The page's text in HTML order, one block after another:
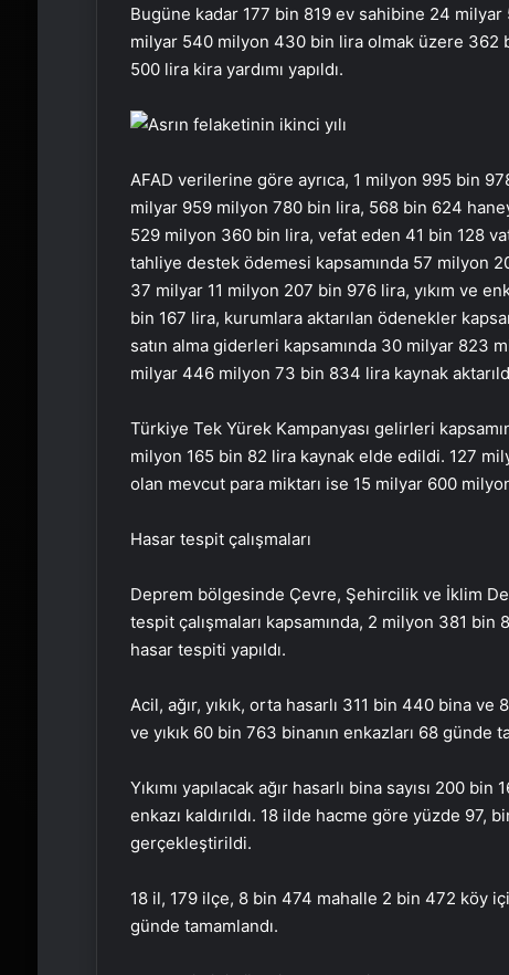
Bugüne kadar 177 bin 819 ev sahibine 24
milyar 540 milyon 430 bin lira olmak üzere
500 lira kira yardımı yapıldı.
AFAD verilerine göre ayrıca, 1 milyon 995 bin
milyar 959 milyon 780 bin lira, 568 bin 624
529 milyon 360 bin lira, vefat eden 41 bin 128
tahliye destek ödemesi kapsamında 57 milyon
37 milyar 11 milyon 207 bin 976 lira, yıkım ve
bin 167 lira, kurumlara aktarılan ödenekler
satın alma giderleri kapsamında 30 milyar 823
milyar 446 milyon 73 bin 834 lira kaynak
Türkiye Tek Yürek Kampanyası gelirleri
milyon 165 bin 82 lira kaynak elde edildi. 127
olan mevcut para miktarı ise 15 milyar 600
Hasar tespit çalışmaları
Deprem bölgesinde Çevre, Şehircilik ve İklim
tespit çalışmaları kapsamında, 2 milyon 381
hasar tespiti yapıldı.
Acil, ağır, yıkık, orta hasarlı 311 bin 440 bina
ve yıkık 60 bin 763 binanın enkazları 68 günde
Yıkımı yapılacak ağır hasarlı bina sayısı 200
enkazı kaldırıldı. 18 ilde hacme göre yüzde 97,
gerçekleştirildi.
18 il, 179 ilçe, 8 bin 474 mahalle 2 bin 472 köy
günde tamamlandı.